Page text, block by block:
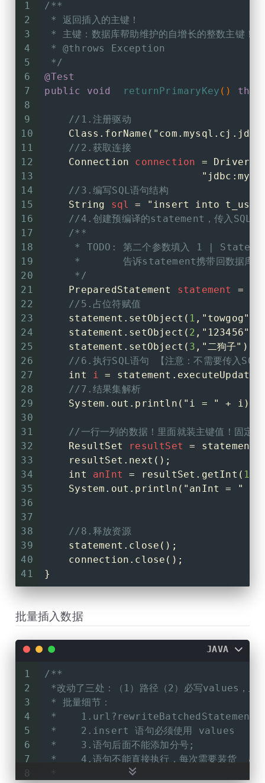
90
91
92
93
94
95
96
97
98
99
100
101
102
103
104
105
106
107
108
109
110
111
112
113
114
115
116
117
118
119
120
         *
         *
TODO:1.需要理解ResultSet的数
         *
TODO:2.有一个光标指向的操作
         *        boolean = next()
*              false: 没有数
*              true:  有更多
*       if(next()){获取列的
         *
         *TODO：3.获取当前行列的数据！
*         get类型(int
*        列名获取  //lable 如
*        列的角标  //从左到右
         */
if (resultSet.next()){
//只要向下移动，就是有数据
            System.out.println(
        }
else{
            System.out.println(
        }
//关闭资源
        resultSet.close();
        statement.close();
        connection.close();
    }
1
2
3
4
5
6
7
8
9
10
11
12
13
14
15
16
17
18
19
20
21
22
23
24
25
26
27
28
29
30
31
32
33
34
35
36
37
38
39
40
41
/**
* 返回插入的主键！
* 主键：数据库帮助维护的自增长的整数主键！
* @throws
Exception
*/
@Test
public
void returnPrimaryKey ()
//1.注册驱动
    Class.forName(
//2.获取连接
Connection
connection =
//3.编写SQL语句结构
String
sql =
"insert into t_user
//4.创建预编译的statement，传入SQL语
/**
     *
TODO:
第二个参数填入 1 |
*       告诉statement携带回数据库生
     */
PreparedStatement
statement =
//5.占位符赋值
    statement.setObject(
1 , "towgog"
    statement.setObject(
2 , "123456"
    statement.setObject(
3 , "二狗子" );
//6.执行SQL语句 【注意：不需要传入SQL
int
i =
//7.结果集解析
    System.out.println(
"i = " + i);
//一行一列的数据！里面就装主键值！固
ResultSet
resultSet =
    resultSet.next();
int
anInt = resultSet.getInt( 1
    System.out.println(
"anInt = "
//8.释放资源
    statement.close();
    connection.close();
}
批量插入数据
JAVA
1
2
3
4
5
6
7
8
/**
*改动了三处：（1）路径（2）必写values
* 批量细节：
*
*    2.insert 语句必须使用 values
*    3.语句后面不能添加分号;
*    4.语句不能直接执行，每次需要装货